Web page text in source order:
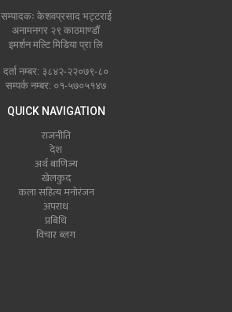
सम्पादकः केशवप्रसाद भट्टराई
अनामनगर २९ काठमाण्डौं
इमर्शन मल्टि मिडिया प्रा लि
दर्ता नम्बर: ३८४२-२२०७९-८०
सम्पर्क नम्बर: ०१-५७०५१४७
QUICK NAVIGATION
राजनीति
देश
अर्थ बाणिज्य
खेलकुद
कला सहित्य मनोरंजन
अपराध
प्रबिधि
विचार ब्लग